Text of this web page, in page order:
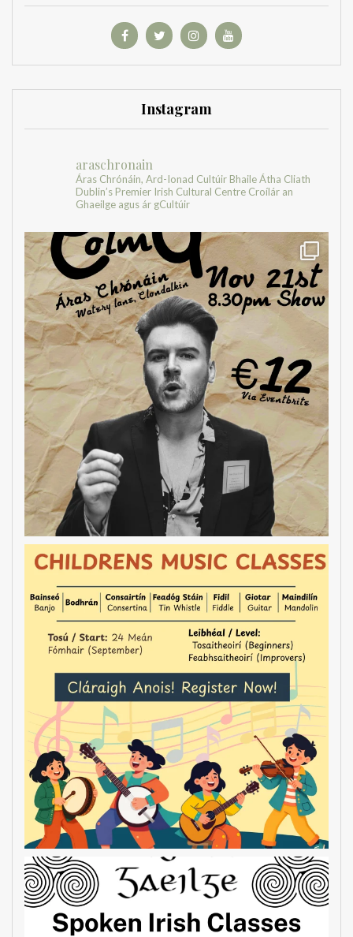
Instagram
araschronain
Áras Chrónáin, Ard-Ionad Cultúir Bhaile Átha Cliath
Dublin’s Premier Irish Cultural Centre Croílár an
Ghaeilge agus ár gCultúir